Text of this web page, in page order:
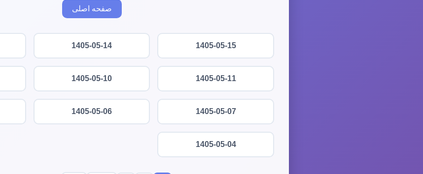
صفحه اصلی
1405-05-15
1405-05-14
1405-05-11
1405-05-10
1405-05-07
1405-05-06
1405-05-04